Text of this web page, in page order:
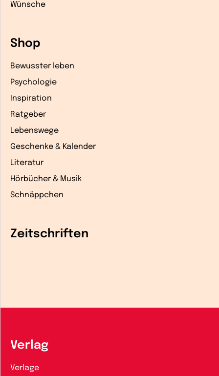
Wünsche
Shop
Bewusster leben
Psychologie
Inspiration
Ratgeber
Lebenswege
Geschenke & Kalender
Literatur
Hörbücher & Musik
Schnäppchen
Zeitschriften
Verlag
Verlage